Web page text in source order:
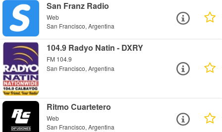
San Franz Radio
Web
San Francisco, Argentina
104.9 Radyo Natin - DXRY
FM 104.9
San Francisco, Argentina
Ritmo Cuartetero
Web
San Francisco, Argentina